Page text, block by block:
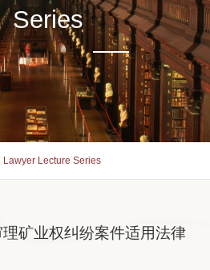
Series
Lawyer Lecture Series
矿业权纠纷案件适用法律